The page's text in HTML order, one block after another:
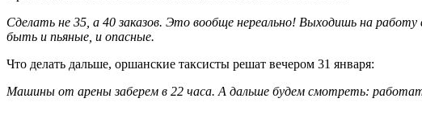
Сделать не 35, а 40 заказов. Это вообще нереально! Выходишь на
быть и пьяные, и опасные.
Что делать дальше, оршанские таксисты решат вечером 31 января:
Машины от арены заберем в 22 часа. А дальше будем смотреть: